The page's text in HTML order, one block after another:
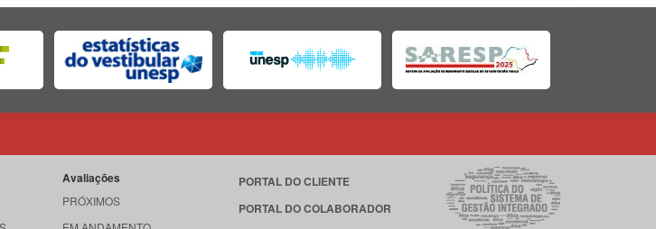
Avaliações
PRÓXIMOS
PORTAL DO CLIENTE
PORTAL DO COLABORADOR